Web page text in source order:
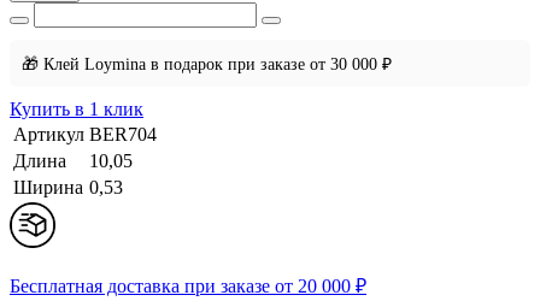
🎁 Клей Loymina в подарок при заказе от 30 000 ₽
Купить в 1 клик
Артикул BER704
Длина
10,05
Ширина 0,53
Бесплатная доставка при заказе от 20 000 ₽